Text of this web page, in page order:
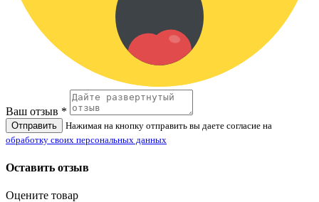
Ваш отзыв *
Отправить
Нажимая на кнопку отправить вы даете согласие на
обработку своих персональных данных
Оставить отзыв
Оцените товар